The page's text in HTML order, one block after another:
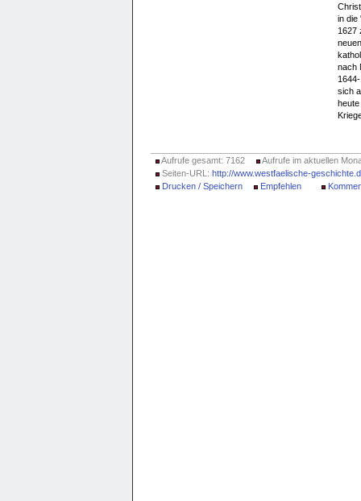
in die
1627
nach
sich
Aufrufe gesamt: 7162
Aufrufe im aktuellen
Seiten-URL: http://www.westfaelische-
Drucken / Speichern
Empfehlen